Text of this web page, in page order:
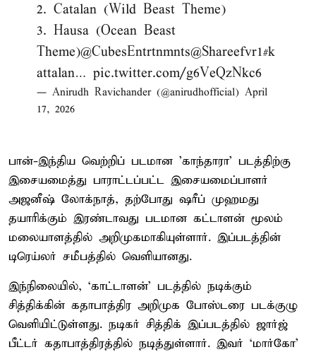
2. Catalan (Wild Beast Theme)
3. Hausa (Ocean Beast
Theme)@CubesEntrtnmnts@Shareefvr1#k
attalan… pic.twitter.com/g6VeQzNkc6
— Anirudh Ravichander (@anirudhofficial) April
17, 2026
பான்-இந்திய வெற்றிப் படமான 'காந்தாரா' படத்திற்கு
இசையமைத்து பாராட்டப்பட்ட இசையமைப்பாளர்
அஜனீஷ் லோக்நாத், தற்போது ஷரீப் முஹமது
தயாரிக்கும் இரண்டாவது படமான கட்டாளன் மூலம்
மலையாளத்தில் அறிமுகமாகியுள்ளார். இப்படத்தின்
டிரெய்லர் சமீபத்தில் வெளியானது.
இந்நிலையில், ‘காட்டாளன்’ படத்தில் நடிக்கும்
சித்திக்கின் கதாபாத்திர அறிமுக போஸ்டரை படக்குழு
வெளியிட்டுள்ளது. நடிகர் சித்திக் இப்படத்தில் ஜார்ஜ்
பீட்டர் கதாபாத்திரத்தில் நடித்துள்ளார். இவர் ‘மார்கோ’